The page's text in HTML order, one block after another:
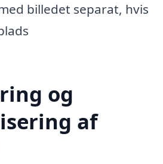
billedet separat, hvis
og
af